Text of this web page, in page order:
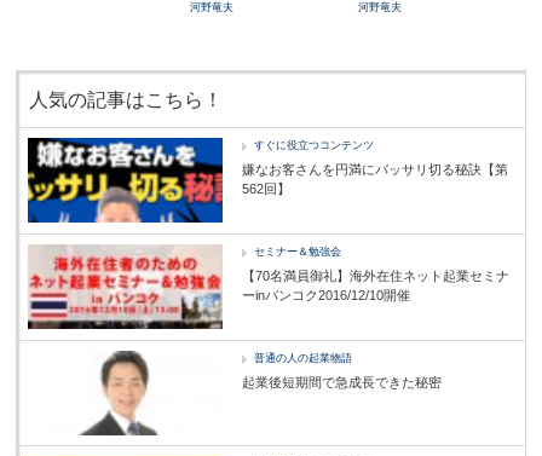
河野竜夫
河野竜夫
人気の記事はこちら！
すぐに役立つコンテンツ
嫌なお客さんを円満にバッサリ切る秘訣【第
562回】
セミナー＆勉強会
【70名満員御礼】海外在住ネット起業セミナ
ーinバンコク2016/12/10開催
普通の人の起業物語
起業後短期間で急成長できた秘密